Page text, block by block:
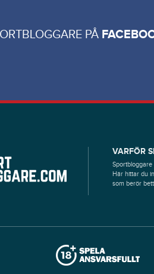
PÅ
VARFÖR
Här hittar du
som berör